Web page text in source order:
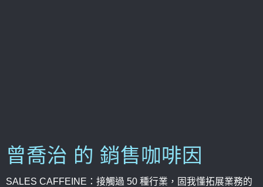
曾喬治 的 銷售咖啡因
SALES CAFFEINE：接觸過 50 種行業，固我懂拓展業務的